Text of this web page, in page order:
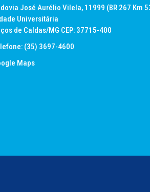
José Aurélio Vilela, 11999 (BR 267 Km
Universitária
de Caldas/MG CEP: 37715-400
(35) 3697-4600
Maps